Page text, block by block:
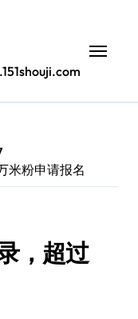
米粉申请报名
，超过